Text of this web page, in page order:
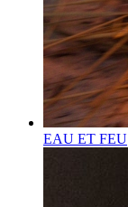
EAU ET FEU